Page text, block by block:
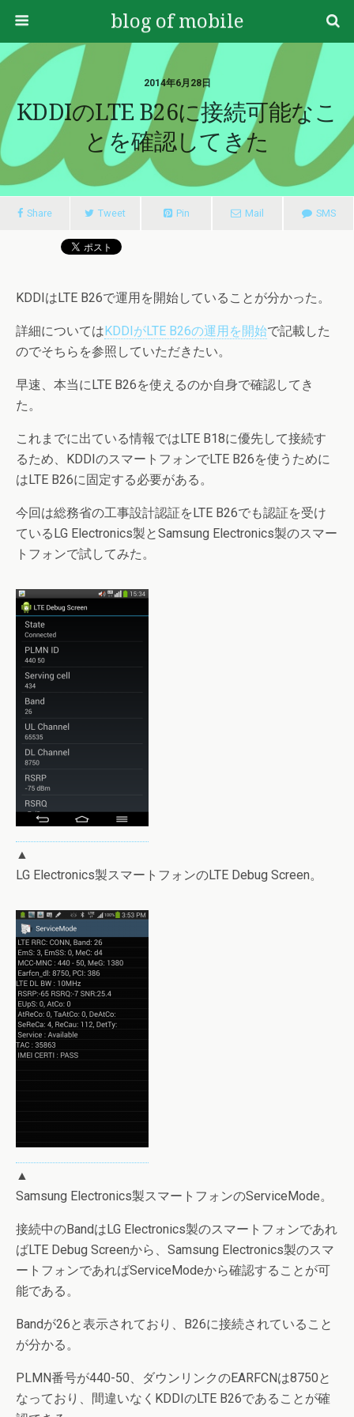
blog of mobile
2014年6月28日
KDDIのLTE B26に接続可能なこ
とを確認してきた
Share Tweet Pin Mail SMS
KDDIはLTE B26で運用を開始していることが分かった。
詳細についてはKDDIがLTE B26の運用を開始で記載した
のでそちらを参照していただきたい。
早速、本当にLTE B26を使えるのか自身で確認してき
た。
これまでに出ている情報ではLTE B18に優先して接続す
るため、KDDIのスマートフォンでLTE B26を使うために
はLTE B26に固定する必要がある。
今回は総務省の工事設計認証をLTE B26でも認証を受け
ているLG Electronics製とSamsung Electronics製のスマー
トフォンで試してみた。
▲
LG Electronics製スマートフォンのLTE Debug Screen。
▲
Samsung Electronics製スマートフォンのServiceMode。
接続中のBandはLG Electronics製のスマートフォンであれ
ばLTE Debug Screenから、Samsung Electronics製のスマ
ートフォンであればServiceModeから確認することが可
能である。
Bandが26と表示されており、B26に接続されていること
が分かる。
PLMN番号が440-50、ダウンリンクのEARFCNは8750と
なっており、間違いなくKDDIのLTE B26であることが確